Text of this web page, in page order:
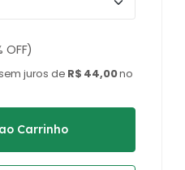
OFF)
juros de R$ 44,00no